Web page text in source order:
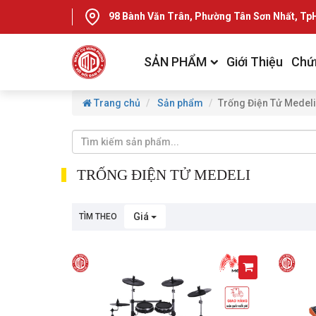
98 Bành Văn Trân, Phường Tân Sơn Nhất,
SẢN PHẨM Giới Thiệu
Trang chủ Sản phẩm Trống Điện Tử Medeli
TRỐNG ĐIỆN TỬ MEDELI
TÌM THEO Giá